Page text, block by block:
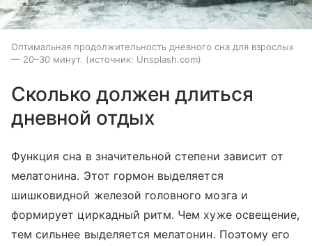
Оптимальная продолжительность дневного сна для взрослых
— 20–30 минут.
источник: Unsplash.com
Сколько должен длиться
дневной отдых
Функция сна в значительной степени зависит от
мелатонина. Этот гормон выделяется
шишковидной железой головного мозга и
формирует циркадный ритм. Чем хуже освещение,
тем сильнее выделяется мелатонин. Поэтому его